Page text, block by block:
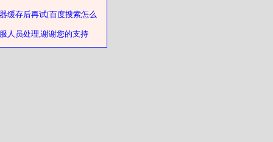
缓存后再试[百度搜索怎么
人员处理,谢谢您的支持